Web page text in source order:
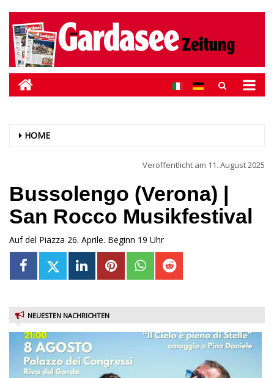
HOME
Veröffentlicht am 11. August 2025
Bussolengo (Verona) |
San Rocco Musikfestival
Auf del Piazza 26. Aprile. Beginn 19 Uhr
NEUESTEN NACHRICHTEN